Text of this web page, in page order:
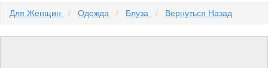
Для Женщин / Одежда / Блуза / Вернуться Назад